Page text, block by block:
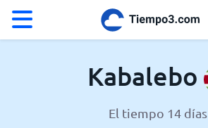
El clima en Kabalebo
Kabalebo
El tiempo 14 días